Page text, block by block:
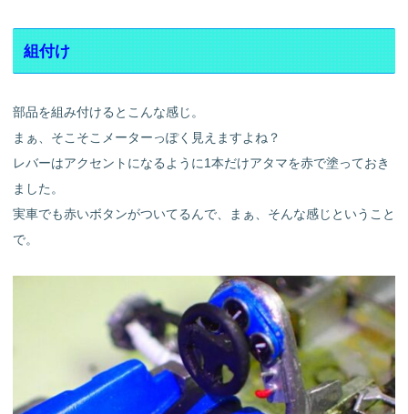
組付け
部品を組み付けるとこんな感じ。
まぁ、そこそこメーターっぽく見えますよね？
レバーはアクセントになるように1本だけアタマを赤で塗っておき
ました。
実車でも赤いボタンがついてるんで、まぁ、そんな感じということ
で。